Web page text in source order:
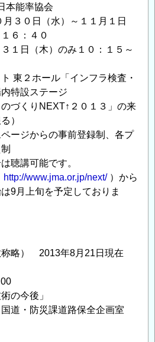
本能率協会
３０日（水）～１１月１日
６：４０
木）のみ１０：１５～
東２ホール「インフラ検査・
特設ステージ
づくりNEXT↑２０１３」の来
）
ージからの事前登録制、各プ
聴講可能です。
http://www.jma.or.jp/next/）から
9月上旬を予定しておりま
略） 2013年8月21日現在
の今後」
・防災課道路保全企画室